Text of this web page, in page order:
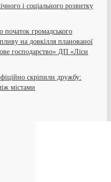
і соціального розвитку
початок громадського
на довкілля планованої
господарство» ДП «Ліси
скріпили дружбу:
містами